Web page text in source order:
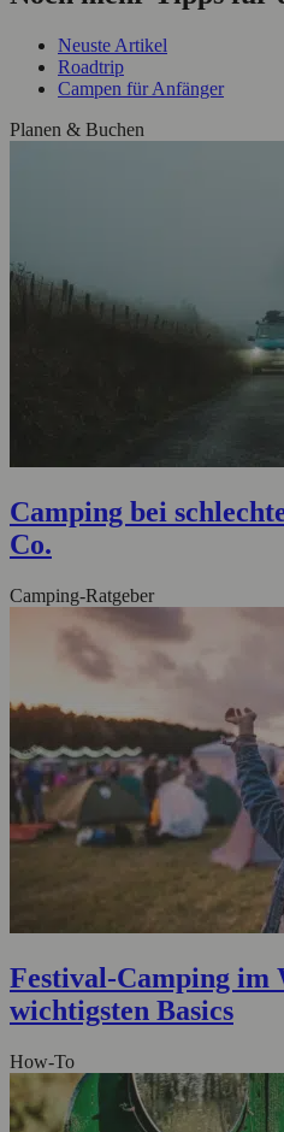
Neuste Artikel
Roadtrip
Campen für Anfänger
Planen & Buchen
Camping bei
Co.
Camping-Ratgeber
Festival-Camping im
wichtigsten Basics
How-To